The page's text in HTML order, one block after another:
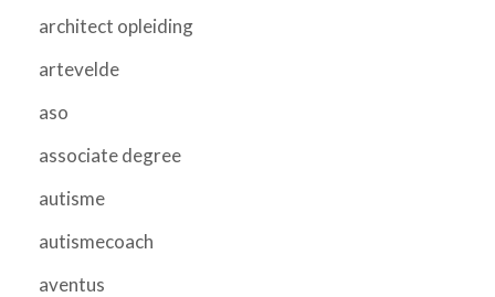
architect opleiding
artevelde
aso
associate degree
autisme
autismecoach
aventus